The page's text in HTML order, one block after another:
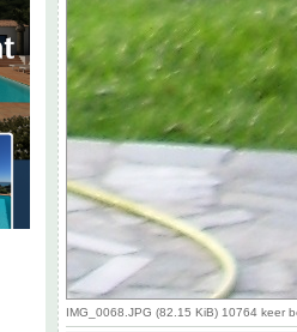
IMG_0068.JPG (82.15 KiB) 10764 keer